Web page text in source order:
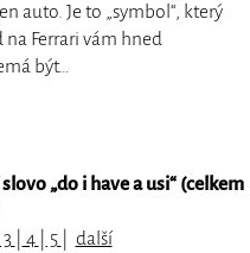
auto. Je to „symbol“, který
na Ferrari vám hned
být…
„do i have a usi“ (celkem
3 4 5
další